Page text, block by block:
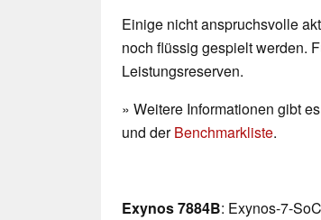
Einige nicht anspruchsvolle
noch flüssig gespielt werden.
Leistungsreserven.
» Weitere Informationen gibt
und derBenchmarkliste.
Exynos 7884B: Exynos-7-